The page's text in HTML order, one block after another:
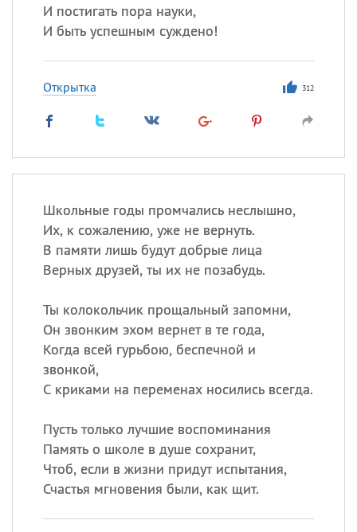
И постигать пора науки,
И быть успешным суждено!
Открытка 312
Школьные годы промчались неслышно,
Их, к сожалению, уже не вернуть.
В памяти лишь будут добрые лица
Верных друзей, ты их не позабудь.
Ты колокольчик прощальный запомни,
Он звонким эхом вернет в те года,
Когда всей гурьбою, беспечной и
звонкой,
С криками на переменах носились всегда.
Пусть только лучшие воспоминания
Память о школе в душе сохранит,
Чтоб, если в жизни придут испытания,
Счастья мгновения были, как щит.